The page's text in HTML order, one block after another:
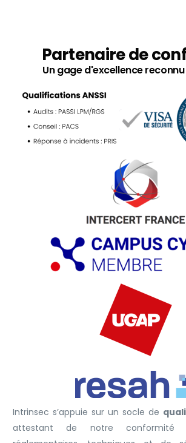
Partenaire de
Un gage d'excellence
Intrinsec s’appuie sur un socle de
attestant de notre conformité